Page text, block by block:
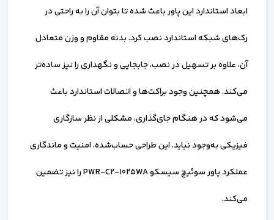
ابعاد استاندارد این پاور باعث شده تا بتوان آن را به راحتی در
رک‌های شبکه استاندارد نصب کرد. بدنه مقاوم و وزن متعادل
آن، علاوه بر تسهیل در نصب، جابجایی و نگهداری را نیز ساده‌تر
می‌کند. همچنین وجود براکت‌ها و اتصالات استاندارد باعث
می‌شود که در هنگام جای‌گذاری، مشکلی از نظر سازگاری
فیزیکی به‌وجود نیاید. این طراحی حساب‌شده، امنیت و ماندگاری
عملکرد پاور سوئیچ سیسکو PWR-C2-1025WA را نیز تضمین
می‌کند.